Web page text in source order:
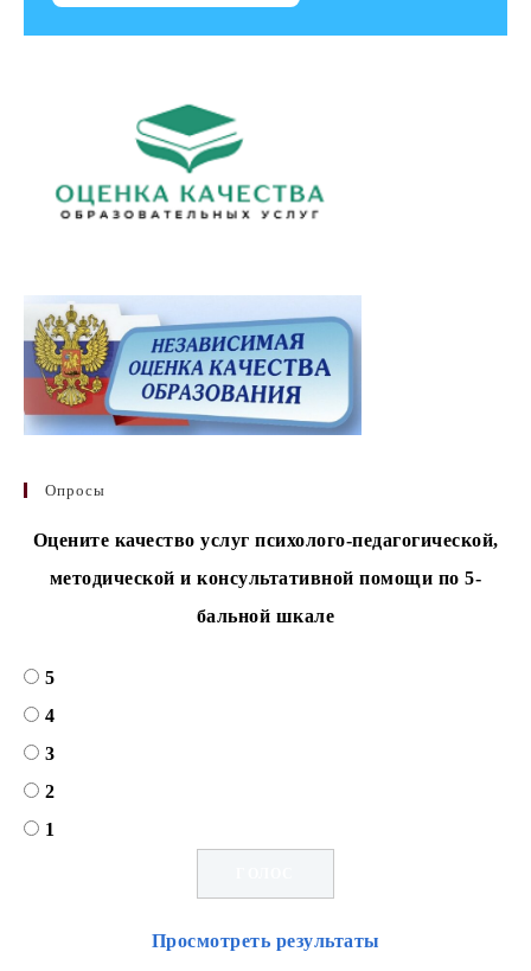
Опросы
Оцените качество услуг психолого-педагогической,
методической и консультативной помощи по 5-
бальной шкале
5
4
3
2
1
Просмотреть результаты